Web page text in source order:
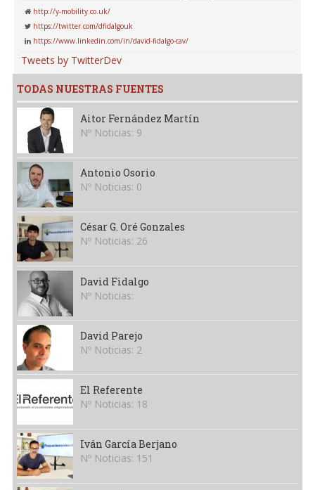
http://y-mobility.co.uk/
https://twitter.com/dfidalgouk
https://www.linkedin.com/in/david-fidalgo-cav/
Tweets by TwitterDev
TODAS NUESTRAS FUENTES
Aitor Fernández Martín
Nº Noticias: 9
Antonio Osorio
Nº Noticias: 0
César G. Oré Gonzales
Nº Noticias: 26
David Fidalgo
Nº Noticias:
David Parejo
Nº Noticias: 2
El Referente
Nº Noticias: 18
Iván García Berjano
Nº Noticias: 151